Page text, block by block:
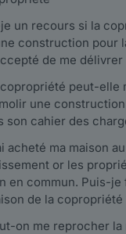
un recours si la
construction pour
de me délivrer
copropriété peut-elle
une
son cahier des
acheté ma maison
or les
en commun. Puis-je
de la copropriété
on me reprocher